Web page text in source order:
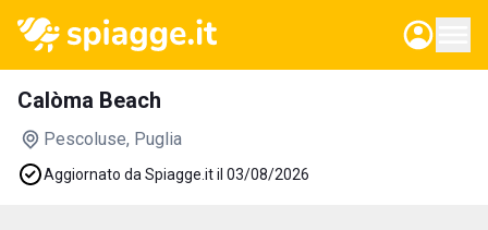
Calòma Beach
Pescoluse, Puglia
Aggiornato da Spiagge.it il 03/08/2026